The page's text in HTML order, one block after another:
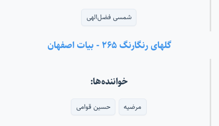
شمسی فضل‌الهی
گلهای رنگارنگ ۲۶۵ - بیات اصفهان
خواننده‌ها:
مرضیه حسین قوامی